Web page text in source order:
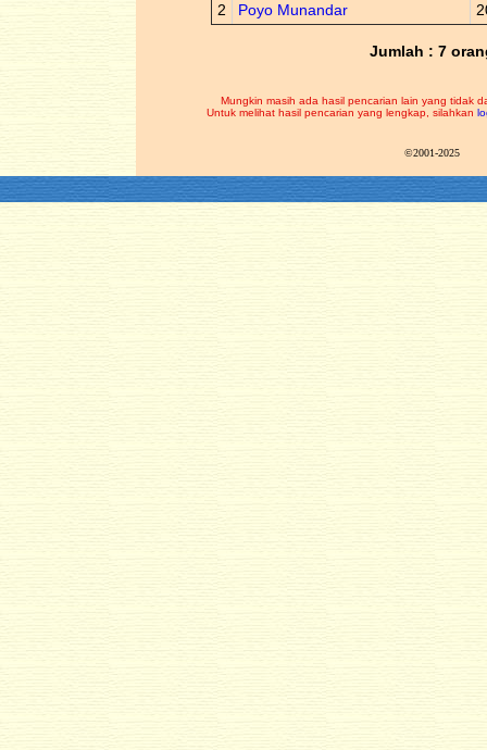
2
Poyo Munandar
Jumlah : 7
Mungkin masih ada hasil pencarian lain yang tidak
Untuk melihat hasil pencarian yang lengkap, silahkan
©2001-2025